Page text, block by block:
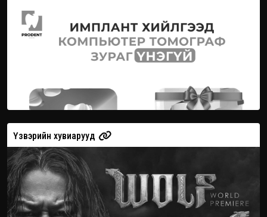
Үзвэрийн хувиарууд